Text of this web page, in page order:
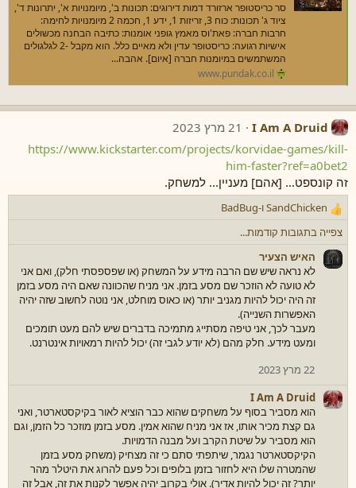
סר כריסטופר ארזורד דמות דירוגים: תכונות ב', מיומנויות א', יתרונות ד',
ציוד ג' תכונות: כוח 3, זריזות 1, ידע 1, חכמה 2 מיומנויות לחימה:
חרבות חברה: פאת'וס מאמץ גופני אומנות: כתיבה הבחנה מכשולים
אישיות רגועה: כריסטופר עדין ולא מאיים כלל. הוא מקבל -2 לגלגולים
המשתמשים במיומנות חברה [איום]. אהבה...
www.pundak.co.il
I Am A Druid
21 מרץ 2023
https://www.kickstarter.com/projects/korvidae-games/kill-
him-faster?ref=a0bet2
זה קונספט... [אהם] מעניין... למשחק.
ר
ג
ש
ו
ת
SandChickenו-BadBug
צפייה בתגובות קודמות...
האיש הצעיר
לא נראה שיש שם הרבה מידע על המשחק (או שפספסתי חלק), ואם אני
לא טועה לא הוזכר שם מסע בזמן. אני מניח שהכוונה שאם היה מסע בזמן
זה היה יכול להיות מגניב יותר (או כאוס מוחלט, אני נוטה לחשוב שזה יהיה
האפשרות השנייה).
מעבר לכך, אני טיפה מסתייג מתמיכה בדברים שיש להם מעט תומכים
ומעט מידע. חלק מהם (לא יודע לגבי זה) יכול להיות רמאויות אינטרנט.
22 מרץ 2023
I Am A Druid
הוא מסביר בסוף על משחקים שהוא כבר הוציא לאור בקיקסטארטר, ואני
גם קצת מכיר אותו, אז אני מניח שהוא אמין. מסע בזמן מוזכר כל הזמן, וגם
הוא מסביר על שיטת הקרב ועל מבנה הדמויות.
הקיקסטארטר נגמר, שיתפתי סתם כי זה מצחיק (משחק מסע בזמן
שהמטרה שלו היא לחזור בזמן בלופים וכל פעם להרוג את היטלר מהר
יותר? זה יכול להיות אדיר). אולי בקרוב יהיה אפשר לקנות את זה, אבל זה